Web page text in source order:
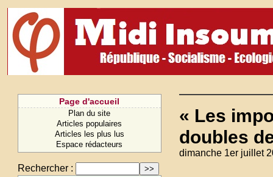
Page d'accueil
Plan du site
Articles populaires
Articles les plus lus
Espace rédacteurs
Rechercher :
« Les
doubles
dimanche 1er juillet